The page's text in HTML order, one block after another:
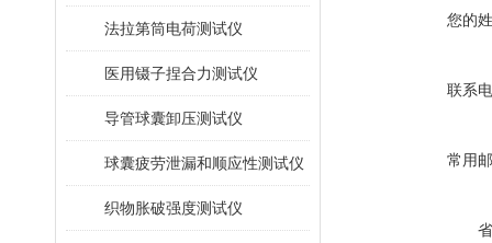
法拉第筒电荷测试仪
医用镊子捏合力测试仪
导管球囊卸压测试仪
球囊疲劳泄漏和顺应性测试仪
织物胀破强度测试仪
您的
联系
常用